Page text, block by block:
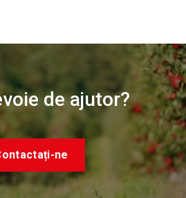
de ajutor?
ne